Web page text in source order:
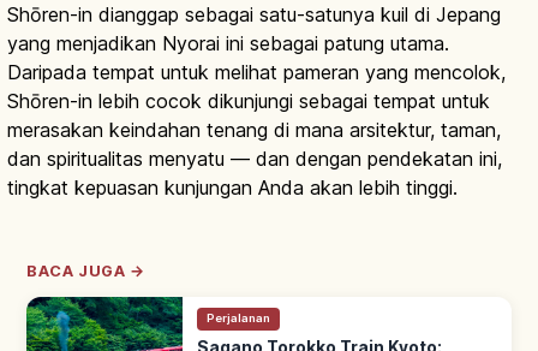
Shōren-in dianggap sebagai satu-satunya kuil di Jepang
yang menjadikan Nyorai ini sebagai patung utama.
Daripada tempat untuk melihat pameran yang mencolok,
Shōren-in lebih cocok dikunjungi sebagai tempat untuk
merasakan keindahan tenang di mana arsitektur, taman,
dan spiritualitas menyatu — dan dengan pendekatan ini,
tingkat kepuasan kunjungan Anda akan lebih tinggi.
BACA JUGA →
Perjalanan